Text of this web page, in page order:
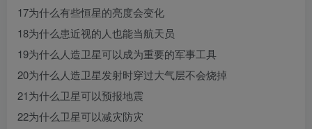
17为什么有些恒星的亮度会变化
18为什么患近视的人也能当航天员
19为什么人造卫星可以成为重要的军事工具
20为什么人造卫星发射时穿过大气层不会烧掉
21为什么卫星可以预报地震
22为什么卫星可以减灾防灾